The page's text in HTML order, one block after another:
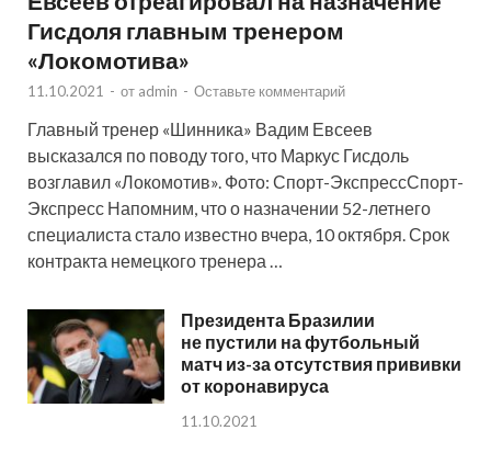
Гисдоля главным тренером
«Локомотива»
11.10.2021 - от admin - Оставьте комментарий
Главный тренер «Шинника» Вадим Евсеев
высказался по поводу того, что Маркус Гисдоль
возглавил «Локомотив». Фото: Спорт-ЭкспрессСпорт-
Экспресс Напомним, что о назначении 52-летнего
специалиста стало известно вчера, 10 октября. Срок
контракта немецкого тренера …
Президента Бразилии
не пустили на футбольный
матч из-за отсутствия прививки
от коронавируса
11.10.2021